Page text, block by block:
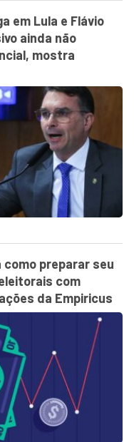
em Lula e Flávio
ainda não
mostra
preparar seu
com
da Empiricus